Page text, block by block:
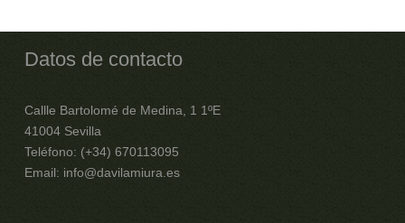
Datos de contacto
Callle Bartolomé de Medina, 1 1ºE
41004 Sevilla
Teléfono: (+34) 670113095
Email: info@davilamiura.es